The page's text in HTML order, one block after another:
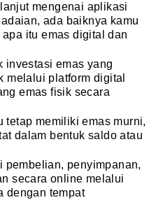
mengenai aplikasi
ada baiknya kamu
itu emas digital dan
investasi emas yang
melalui platform digital
emas fisik secara
tetap memiliki emas murni,
dalam bentuk saldo atau
pembelian, penyimpanan,
secara online melalui
dengan tempat